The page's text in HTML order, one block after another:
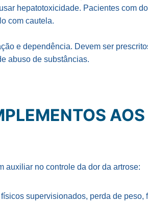
hepatotoxicidade. Pacientes com
com cautela.
e dependência. Devem ser
abuso de substâncias.​
AOS
auxiliar no controle da dor da artrose:
supervisionados, perda de peso,